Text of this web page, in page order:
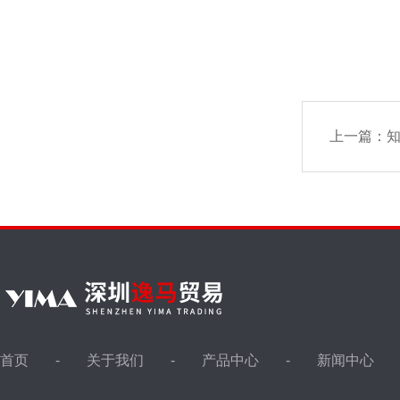
上一篇：
首页 关于我们 产品中心 新闻中心